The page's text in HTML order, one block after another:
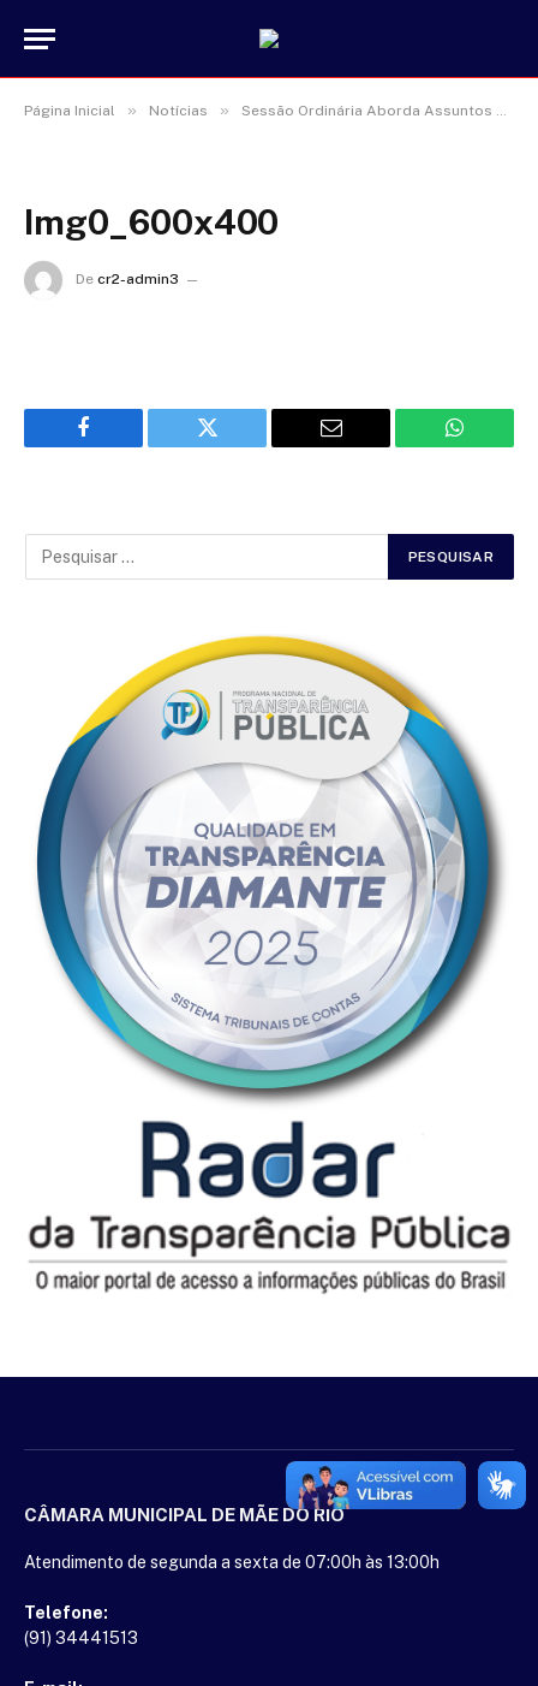
Página Inicial » Notícias » Sessão Ordinária Aborda Assuntos para Melhoria da Cidade
Img0_600x400
De cr2-admin3
Facebook Twitter Email
CÂMARA MUNICIPAL DE MÃE DO RIO
Atendimento de segunda a sexta de 07:00h às 13:00h
Telefone:
(91) 34441513